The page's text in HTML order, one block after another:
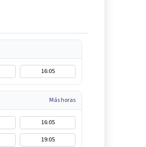
16:05
Más horas
16:05
19:05